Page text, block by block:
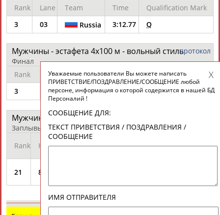
ЦЕЛИ ПРОЕКТА КОНТАКТЫ НАШИ КНОПКИ РЕКЛАМА
Вопросы сотрудничества и совместной деятельностиinform@infosport.ru
© Стадион, 1998-2026
Разработка и поддержка ООО НАИТ «Стадион»
Адресов в новостной рассылке: 997
Подпишись
Rank
Lane Team Time
Qualification Mark
3
03 Russia 3:12.77 Q
протокол
Мужчины - эстафета 4х100 м - вольный стиль
Финал
Rank
Lane Team Time
Diff
3
03 Russia 3:11.41 +1.48
Мужчины - Вольный стиль 50 м
Заплывы
Rank
Heat Athlete Time
21 8
Уважаемые пользователи Вы можете написать
ПРИВЕТСТВИЕ/ПОЗДРАВЛЕНИЕ/СООБЩЕНИЕ любой
персоне, информация о которой содержится в нашей БД
Персоналий !
СООБЩЕНИЕ ДЛЯ:
ТЕКСТ ПРИВЕТСТВИЯ / ПОЗДРАВЛЕНИЯ /
СООБЩЕНИЕ
ИМЯ ОТПРАВИТЕЛЯ